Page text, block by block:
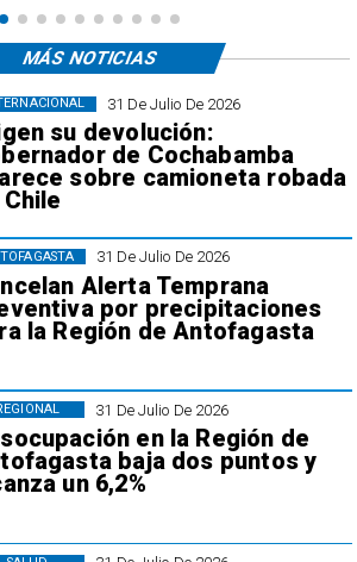
31 De Julio De 2026
su devolución:
de Cochabamba
sobre camioneta robada
31 De Julio De 2026
Alerta Temprana
por precipitaciones
la Región de Antofagasta
31 De Julio De 2026
en la Región de
baja dos puntos y
un 6,2%
MÁS NOTICIAS